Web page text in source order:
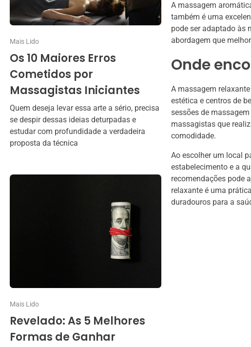
Mais Lido
Os 10 Maiores Erros
Cometidos por
Massagistas Iniciantes
Quem deseja levar essa arte a sério, precisa
se despir dessas ideias deturpadas e
estudar com profundidade a verdadeira
proposta da técnica
Mais Lido
Revelado: As 5 Melhores
Formas de Ganhar
A massagem
também é uma
pode ser adaptado às
abordagem que
Onde
A massagem
estética e centros de
sessões de
massagistas que
comodidade.
Ao escolher um local
estabelecimento e a
recomendações pode
relaxante é uma
duradouros para a